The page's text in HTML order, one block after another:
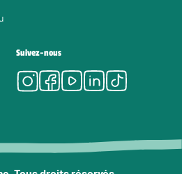
Suivez-nous
Instagram
Facebook
Youtube
LinkedIn
Tiktok